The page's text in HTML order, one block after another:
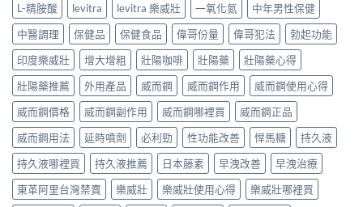
L-精胺酸 levitra levitra 樂威壯 一氧化氮
中年男性保健
中醫調理
保健品 保健食品 偉哥份量 偉哥犯法
勃起功能
印度樂威壯
增大增粗 壯陽咖啡 壯陽藥
壯陽藥心得
壯陽藥推薦
外用產品 威而鋼 威而鋼作用
威而鋼使用心得
威而鋼價格
威而鋼副作用 威而鋼哪裡買
威而鋼正品
威而鋼用法
延時噴劑 必利勁 性功能改善 悍馬糖
持久液
持久液哪裡買
持久液推薦 日本藤素 早洩改善
早洩治療
東革阿里台灣禁賣
樂威壯 樂威壯使用心得
樂威壯哪裡買